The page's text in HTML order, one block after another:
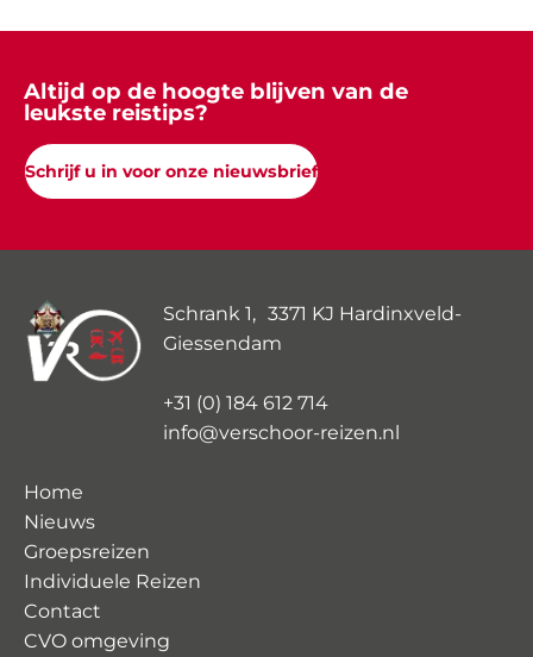
Altijd op de hoogte blijven van de
leukste reistips?
Schrijf u in voor onze nieuwsbrief
Schrank 1, 3371 KJ Hardinxveld-
Giessendam
+31 (0) 184 612 714
info@verschoor-reizen.nl
Home
Nieuws
Groepsreizen
Individuele Reizen
Contact
CVO omgeving